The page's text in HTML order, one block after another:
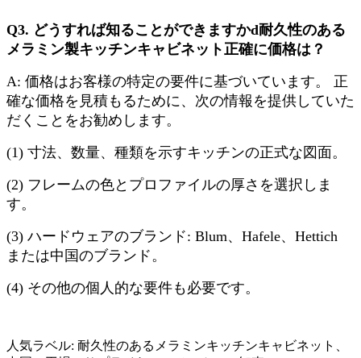
Q3. どうすれば知ることができますかd耐久性のある
メラミン製キッチンキャビネット正確に価格は？
A: 価格はお客様の特定の要件に基づいています。 正
確な価格を見積もるために、次の情報を提供していた
だくことをお勧めします。
(1) 寸法、数量、種類を示すキッチンの正式な図面。
(2) フレームの色とプロファイルの厚さを選択しま
す。
(3) ハードウェアのブランド: Blum、Hafele、Hettich
または中国のブランド。
(4) その他の個人的な要件も必要です。
人気ラベル: 耐久性のあるメラミンキッチンキャビネット、